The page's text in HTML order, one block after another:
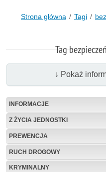
Strona główna Tagi
Tag
↓ Pokaż
INFORMACJE
Z ŻYCIA JEDNOSTKI
PREWENCJA
RUCH DROGOWY
KRYMINALNY